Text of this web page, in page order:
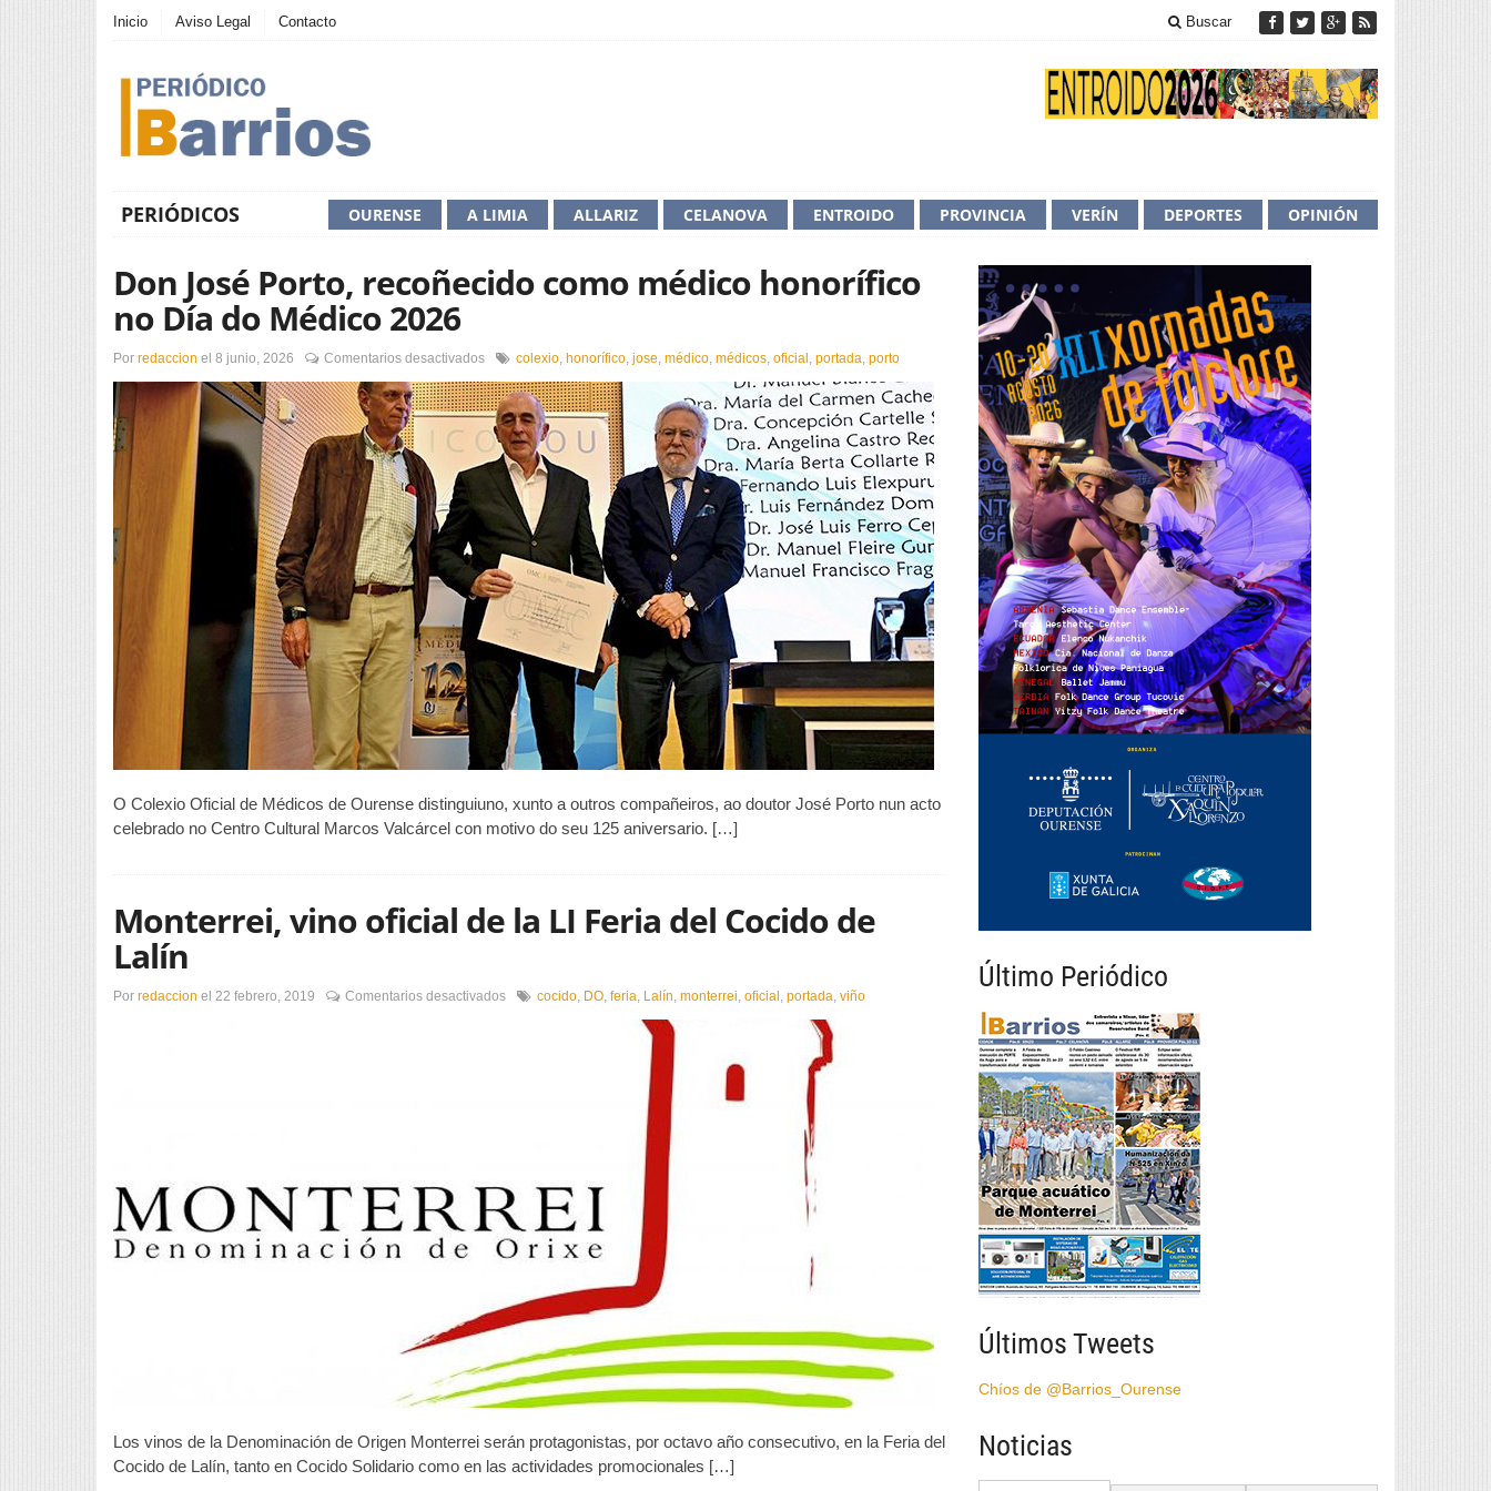
Inicio Aviso Legal Contacto Buscar
PERIÓDICOS OPINIÓN
DEPORTES
VERÍN
PROVINCIA
ENTROIDO
CELANOVA
ALLARIZ
A LIMIA
OURENSE
Don José Porto, recoñecido como médico honorífico
no Día do Médico 2026
Por redaccion el 8 junio, 2026 Comentarios desactivadosen
José
Porto,
recoñecido
como
médico
honorífico
no
Día
do
Médico
2026
colexio honorífico jose médico médicos oficial portada porto
O Colexio Oficial de Médicos de Ourense distinguiuno, xunto a outros compañeiros, ao doutor José Porto nun acto
celebrado no Centro Cultural Marcos Valcárcel con motivo do seu 125 aniversario. […]
Monterrei, vino oficial de la LI Feria del Cocido de
Lalín
Por redaccion el 22 febrero, 2019 Comentarios desactivadosen
Lalín
cocido DO feria Lalín monterrei oficial portada viño
Los vinos de la Denominación de Origen Monterrei serán protagonistas, por octavo año consecutivo, en la Feria del
Cocido de Lalín, tanto en Cocido Solidario como en las actividades promocionales […]
Último Periódico
Últimos Tweets
Chíos de @Barrios_Ourense
Noticias